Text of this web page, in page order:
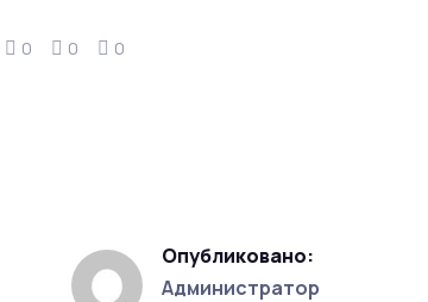
0 0 0
Опубликовано:
Администратор